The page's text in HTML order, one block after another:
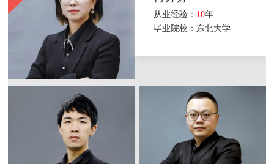
从业经验： 10年
毕业院校：东北大学